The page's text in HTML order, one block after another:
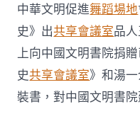
中華文明促進舞蹈場地
史》出共享會議室品
上向中國文明書院捐
史共享會議室》和湯
裝書，對中國文明書